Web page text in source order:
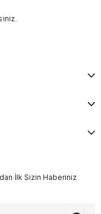
İlk Sizin Haberiniz